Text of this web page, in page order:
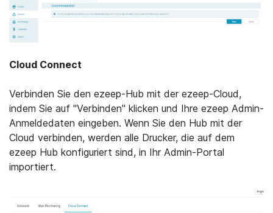
Cloud Connect
Verbinden Sie den ezeep-Hub mit der ezeep-Cloud,
indem Sie auf "Verbinden" klicken und Ihre ezeep Admin-
Anmeldedaten eingeben. Wenn Sie den Hub mit der
Cloud verbinden, werden alle Drucker, die auf dem
ezeep Hub konfiguriert sind, in Ihr Admin-Portal
importiert.